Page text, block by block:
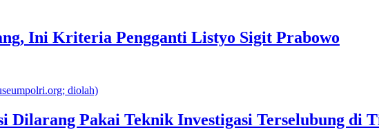
Ini Kriteria Pengganti Listyo Sigit Prabowo
Dilarang Pakai Teknik Investigasi Terselubung di